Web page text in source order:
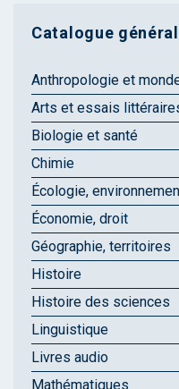
Catalogue général
Anthropologie et
Arts et essais
Biologie et santé
Chimie
Écologie,
Économie, droit
Géographie, territoires
Histoire
Histoire des sciences
Linguistique
Livres audio
Mathématiques